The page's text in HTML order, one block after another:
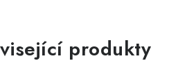
produkty